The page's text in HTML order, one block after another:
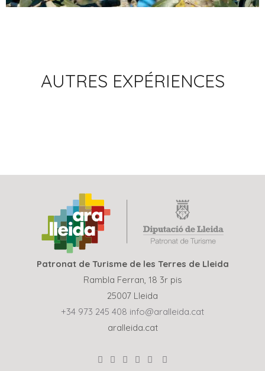
AUTRES EXPÉRIENCES
Patronat de Turisme de les Terres de Lleida
Rambla Ferran, 18 3r pis
25007 Lleida
+34 973 245 408 info@aralleida.cat
aralleida.cat